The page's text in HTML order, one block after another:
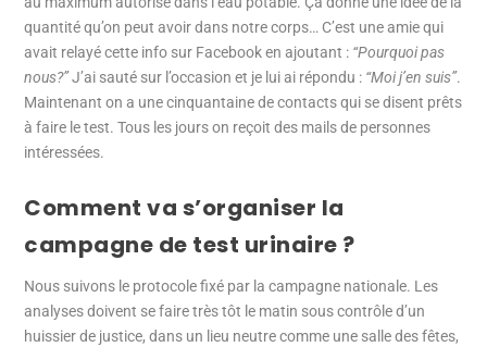
quantité qu’on peut avoir dans notre corps… C’est une amie qui
avait relayé cette info sur Facebook en ajoutant : “Pourquoi pas
nous?”J’ai sauté sur l’occasion et je lui ai répondu : “Moi j’en suis”.
Maintenant on a une cinquantaine de contacts qui se disent prêts
à faire le test. Tous les jours on reçoit des mails de personnes
intéressées.
Comment va s’organiser la
campagne de test urinaire ?
Nous suivons le protocole fixé par la campagne nationale. Les
analyses doivent se faire très tôt le matin sous contrôle d’un
huissier de justice, dans un lieu neutre comme une salle des fêtes,